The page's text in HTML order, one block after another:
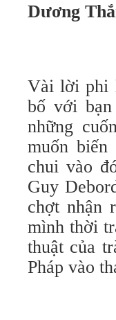
Dương
Vài lời phi
bố với bạn
những
muốn
chui vào
Guy
chợt nhận
mình thời
thuật của
Pháp vào